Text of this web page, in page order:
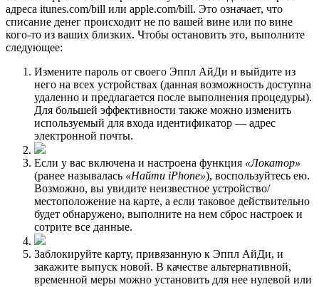
адреса itunes.com/bill или apple.com/bill. Это означает, что
списание денег происходит не по вашей вине или по вине
кого-то из ваших близких. Чтобы остановить это, выполните
следующее:
Измените пароль от своего Эппл АйДи и выйдите из
него на всех устройствах (данная возможность доступна
удаленно и предлагается после выполнения процедуры).
Для большей эффективности также можно изменить
используемый для входа идентификатор — адрес
электронной почты.
Если у вас включена и настроена функция «Локатор»
(ранее называлась «Найти iPhone»), воспользуйтесь ею.
Возможно, вы увидите неизвестное устройство/
местоположение на карте, а если таковое действительно
будет обнаружено, выполните на нем сброс настроек и
сотрите все данные.
Заблокируйте карту, привязанную к Эппл АйДи, и
закажите выпуск новой. В качестве альтернативной,
временной меры можно установить для нее нулевой или